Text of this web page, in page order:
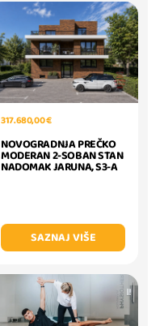
317.680,00 €
NOVOGRADNJA PREČKO
MODERAN 2-SOBAN STAN
NADOMAK JARUNA, S3-A
SAZNAJ VIŠE